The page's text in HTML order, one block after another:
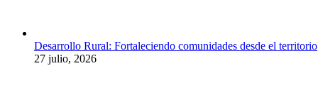
Desarrollo Rural: Fortaleciendo comunidades desde el territorio
27 julio, 2026